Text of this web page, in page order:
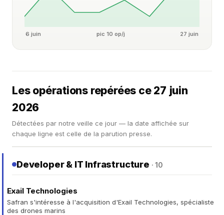
6 juin pic 10 op/j 27 juin
Les opérations repérées ce 27 juin
2026
Détectées par notre veille ce jour — la date affichée sur
chaque ligne est celle de la parution presse.
Developer & IT Infrastructure · 10
Exail Technologies
Safran s'intéresse à l'acquisition d'Exail Technologies, spécialiste
des drones marins